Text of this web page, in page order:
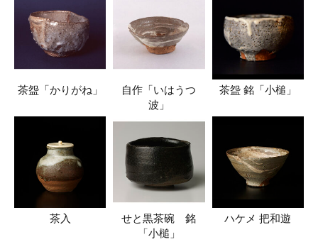
茶盌「かりがね」
自作「いはうつ
波」
茶盌 銘「小槌」
茶入
せと黒茶碗 銘
「小槌」
ハケメ 把和遊